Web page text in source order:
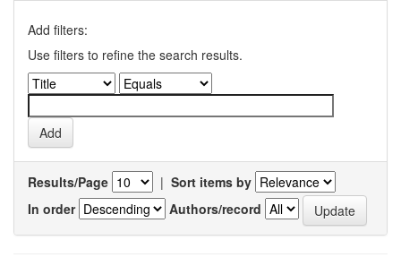
Add filters:
Use filters to refine the search results.
Results/Page | Sort items by
In order
Authors/record